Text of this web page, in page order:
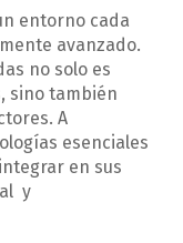
entorno cada
avanzado.
no solo es
sino también
A
esenciales
en sus
y